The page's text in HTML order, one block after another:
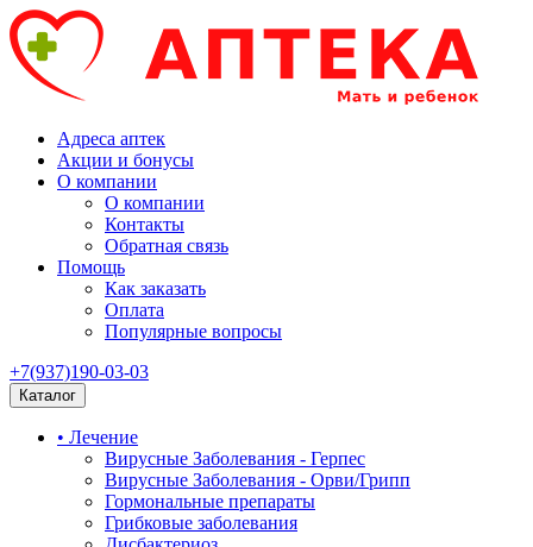
Адреса аптек
Акции и бонусы
О компании
О компании
Контакты
Обратная связь
Помощь
Как заказать
Оплата
Популярные вопросы
+7(937)190-03-03
Каталог
• Лечение
Вирусные Заболевания - Герпес
Вирусные Заболевания - Орви/Грипп
Гормональные препараты
Грибковые заболевания